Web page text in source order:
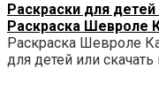
Раскраски для детей
Раскраска Шевроле
Раскраска Шевроле
для детей или